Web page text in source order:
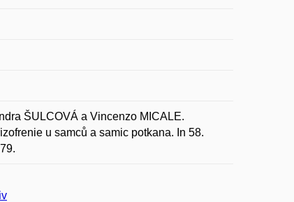
ŠULCOVÁ a Vincenzo MICALE.
u samců a samic potkana. In 58.